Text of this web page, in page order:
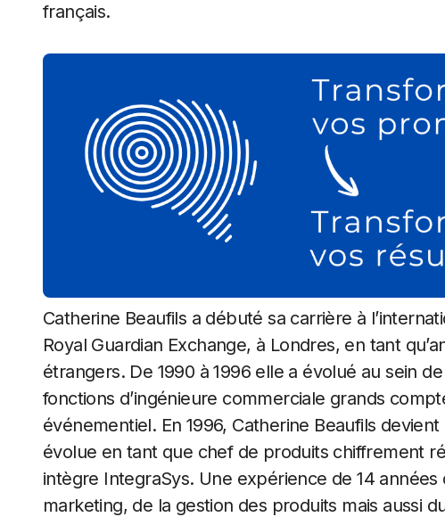
français.
Catherine Beaufils a débuté sa carrière à
Royal Guardian Exchange, à Londres, en tant
étrangers. De 1990 à 1996 elle a évolué au sein
fonctions d’ingénieure commerciale grands
événementiel. En 1996, Catherine Beaufils
évolue en tant que chef de produits chiffrement
intègre IntegraSys. Une expérience de 14
marketing, de la gestion des produits mais aussi